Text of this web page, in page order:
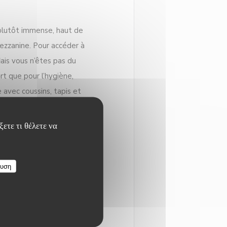
τι θέλετε να
immense, haut de
Pour accéder à
vous n’êtes pas du
que pour l’hygiène,
coussins, tapis et
ses grandes
fait vraiment oublier
bien au corps et à